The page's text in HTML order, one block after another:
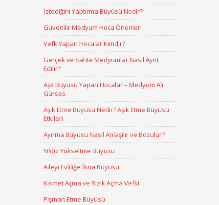
İstediğini Yaptırma Büyüsü Nedir?
Güvenilir Medyum Hoca Önerileri
Vefk Yapan Hocalar Kimdir?
Gerçek ve Sahte Medyumlar Nasıl Ayırt
Edilir?
Aşk Büyüsü Yapan Hocalar – Medyum Ali
Gürses
Aşık Etme Büyüsü Nedir? Aşık Etme Büyüsü
Etkileri
Ayırma Büyüsü Nasıl Anlaşılır ve Bozulur?
Yıldız Yükseltme Büyüsü
Aileyi Evliliğe İkna Büyüsü
Kısmet Açma ve Rızık Açma Vefki
Pişman Etme Büyüsü